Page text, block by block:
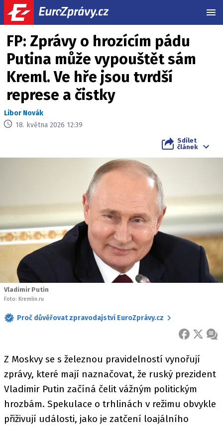
FP: Zprávy o hrozícím pádu
Putina může vypouštět sám
Kreml. Ve hře jsou tvrdší
represe a čistky
Libor Novák
18. května 2026 12:39
Sdílet
článek
Vladimir Putin
Foto: Kremlin.ru
Proč důvěřovat zpravodajství EuroZprávy.cz
FACEBOOK
X
Z Moskvy se s železnou pravidelností vynořují
zprávy, které mají naznačovat, že ruský prezident
Vladimir Putin začíná čelit vážným politickým
hrozbám. Spekulace o trhlinách v režimu obvykle
přiživují události, jako je zatčení loajálního